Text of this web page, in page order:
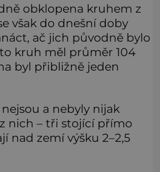
obklopena kruhem z
však do dnešní doby
ač jich původně bylo
kruh měl průměr 104
byl přibližně jeden
a nebyly nijak
nich – tři stojící přímo
nad zemí výšku 2–2,5